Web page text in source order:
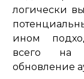
логически
ином
всего на
обновление